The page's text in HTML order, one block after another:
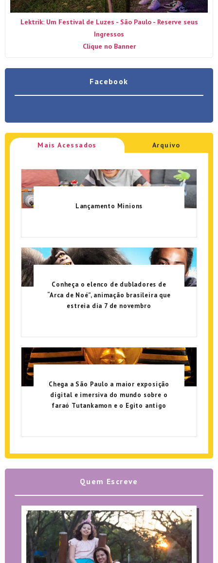
Lektrik: Um Festival de Luzes - São Paulo - Reserve seus
Ingressos
Clique no Banner
Facebook
Mais Acessados Arquivo
Lançamento Minions
Conheça o elenco de dubladores de
“Arca de Noé”, animação brasileira que
estreia dia 7 de novembro
Chega a São Paulo a maior exposição
digital e imersiva do mundo sobre o
faraó Tutankamon e o Egito antigo
Quem Escreve